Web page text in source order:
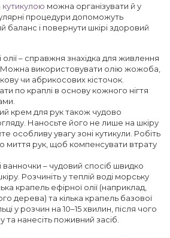
кутикулою можна організувати й у
процедури допоможуть
баланс і повернути шкірі здоровий
олії – справжня знахідка для живлення
використовувати олію жожоба,
чи абрикосових кісточок.
по краплі в основу кожного нігтя
крем для рук також чудово
Наносьте його не лише на шкіру
особливу увагу зоні кутикули. Робіть
миття рук, щоб компенсувати втрату
ванночки – чудовий спосіб швидко
Розчиніть у теплій воді морську
крапель ефірної олії (наприклад,
дерева) та кілька крапель базової
у розчин на 10–15 хвилин, після чого
та нанесіть поживний засіб.